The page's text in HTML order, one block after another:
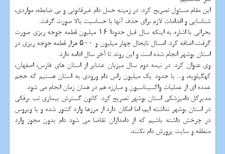
این مقام مسئول تصریح كرد: در زمینه حمل دام غیرقانونی و بی ضابطه، مواردی،
شناسایی و اقدامات لازم برای حذف آنها با حساسیت بالا صورت گرفت.
بحرانی با اشاره به اینكه سال قبل حدودا ۱۶ میلیون قطعه جوجه ریزی صورت
گرفت، اضافه كرد: امسال تابحال چهار میلیون و ۵۰۰ هزار قطعه جوجه ریزی در
استان بوشهر انجام شده است و این روند تا آخر سال ادامه دارد.
وی عنوان كرد: در نیمه دوم سال میزبان عشایر از استان های فارس، اصفهان،
كهگیلویه، و... با حدود یك میلیون راس دام ورودی به استان هستیم كه حجم
عمده ای از عملیات واكسیناسیون و مبارزه هم در همان زمان انجام می شود.
مدیركل دامپزشكی استان بوشهر تصریح كرد: كانون گسترش بیماری تب برفكی
در استان بوشهر نداشته ایم، اما امكان دارد از مرزها وارد كشور شده و یا ویروس
در چرخش داشته باشیم كه از دامداران تقاضا می شود دام بدون مجوز وارد
منطقه و سایت پرورش دام نكنند.